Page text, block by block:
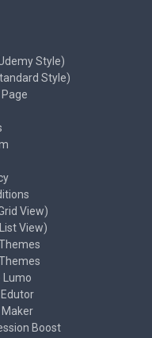
Style)
Style)
View)
View)
Lumo
Boost